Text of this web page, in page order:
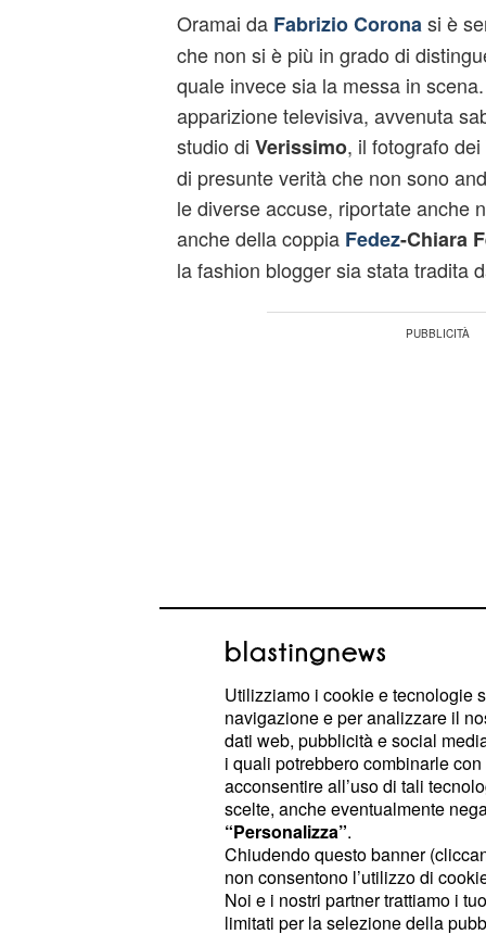
Oramai da Fabrizio Corona si è
che non si è più in grado di
quale invece sia la messa in
apparizione televisiva, avvenuta
studio di Verissimo, il fotografo
di presunte verità che non sono
le diverse accuse, riportate anche
anche della coppia Fedez-Chiara
la fashion blogger sia stata tradita
Verissimo: Fabrizio
Fedez e Silvia
Dopo aver ammesso che Belen
sua donna ideale,Fabrizio Corona
sue numerose fidanzate
: tra
Provvedi, ex concorrente del
fidanzata del fotografo catanese. I
Utilizziamo i cookie e tecnologie
navigazione e per analizzare il
dati web, pubblicità e social
i quali potrebbero combinarle
acconsentire all’uso di tali
scelte, anche eventualmente
“Personalizza”.
Chiudendo questo banner
non consentono l’utilizzo di
Noi e i nostri partner trattiamo i
limitati per la selezione della